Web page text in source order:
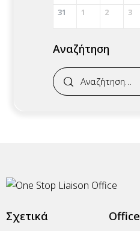
31 1 2 3
Αναζήτηση
Σχετικά Office